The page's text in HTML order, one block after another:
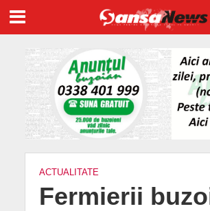
ACTUALITATE
Fermierii